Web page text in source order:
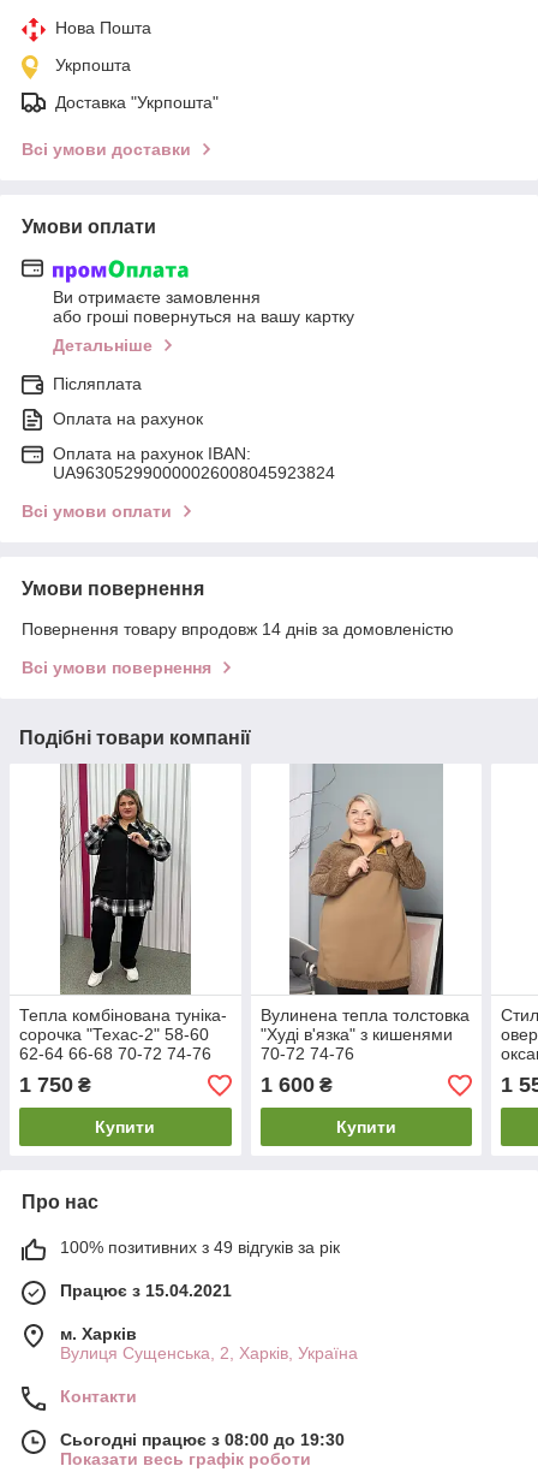
Нова Пошта
Укрпошта
Доставка "Укрпошта"
Всі умови доставки
Умови оплати
Ви отримаєте замовлення
або гроші повернуться на вашу картку
Детальніше
Післяплата
Оплата на рахунок
Оплата на рахунок IBAN:
UA963052990000026008045923824
Всі умови оплати
Умови повернення
Повернення товару впродовж 14 днів за домовленістю
Всі умови повернення
Подібні товари компанії
Тепла комбінована туніка-
сорочка "Техас-2" 58-60
62-64 66-68 70-72 74-76
1 750 ₴
Купити
Вулинена тепла толстовка
"Худі в'язка" з кишенями
70-72 74-76
1 600₴
Купити
64
1
Про нас
100% позитивних з 49 відгуків за рік
Працює з 15.04.2021
м. Харків
Вулиця Сущенська, 2, Харків, Україна
Контакти
Сьогодні працює з 08:00 до 19:30
Показати весь графік роботи